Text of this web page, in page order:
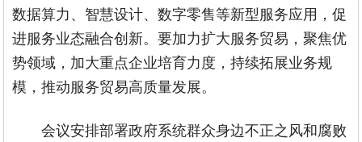
数据算力、智慧设计、数字零售等新型服务应用，促
进服务业态融合创新。要加力扩大服务贸易，聚焦优
势领域，加大重点企业培育力度，持续拓展业务规
模，推动服务贸易高质量发展。
会议安排部署政府系统群众身边不正之风和腐败